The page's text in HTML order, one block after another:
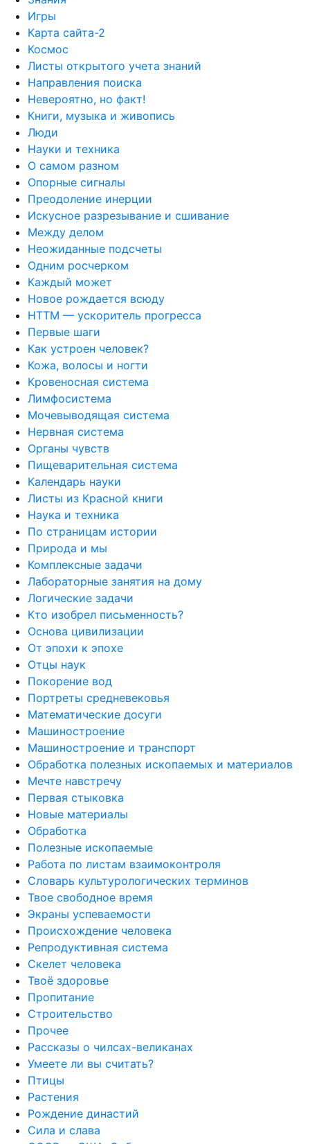
Игры
Карта сайта-2
Космос
Листы открытого учета знаний
Направления поиска
Невероятно, но факт!
Книги, музыка и живопись
Люди
Науки и техника
О самом разном
Опорные сигналы
Преодоление инерции
Искусное разрезывание и сшивание
Между делом
Неожиданные подсчеты
Одним росчерком
Каждый может
Новое рождается всюду
НТТМ — ускоритель прогресса
Первые шаги
Как устроен человек?
Кожа, волосы и ногти
Кровеносная система
Лимфосистема
Мочевыводящая система
Нервная система
Органы чувств
Пищеварительная система
Календарь науки
Листы из Красной книги
Наука и техника
По страницам истории
Природа и мы
Комплексные задачи
Лабораторные занятия на дому
Логические задачи
Кто изобрел письменность?
Основа цивилизации
От эпохи к эпохе
Отцы наук
Покорение вод
Портреты средневековья
Математические досуги
Машиностроение
Машиностроение и транспорт
Обработка полезных ископаемых и материалов
Мечте навстречу
Первая стыковка
Новые материалы
Обработка
Полезные ископаемые
Работа по листам взаимоконтроля
Словарь культурологических терминов
Твое свободное время
Экраны успеваемости
Происхождение человека
Репродуктивная система
Скелет человека
Твоё здоровье
Пропитание
Строительство
Прочее
Рассказы о чилсах-великанах
Умеете ли вы считать?
Птицы
Растения
Рождение династий
Сила и слава